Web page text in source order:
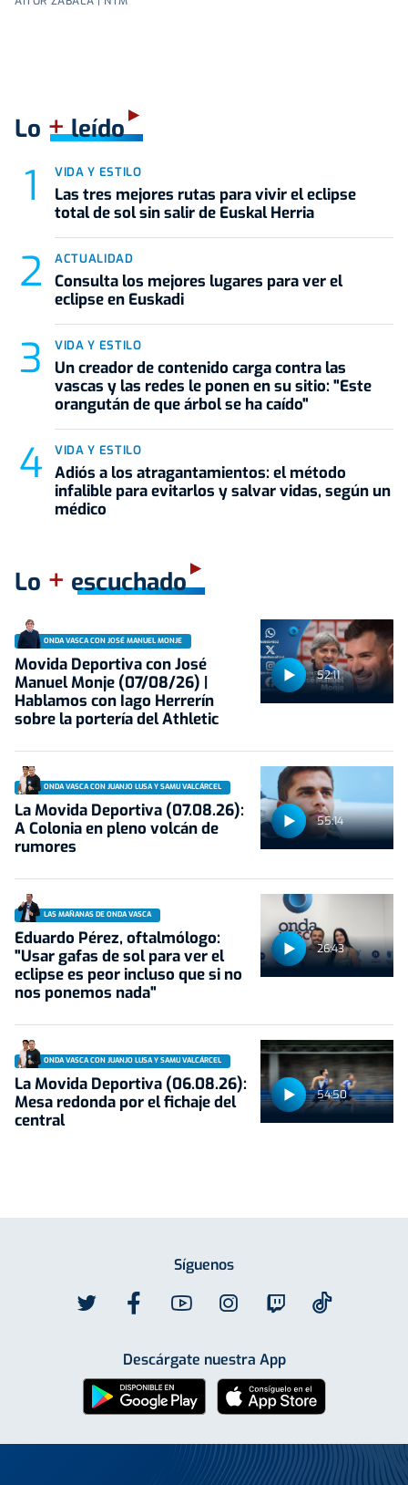
Lo +leído
VIDA Y ESTILO
Las tres mejores rutas para vivir el eclipse
total de sol sin salir de Euskal Herria
ACTUALIDAD
Consulta los mejores lugares para ver el
eclipse en Euskadi
VIDA Y ESTILO
Un creador de contenido carga contra las
vascas y las redes le ponen en su sitio: "Este
orangután de que árbol se ha caído"
VIDA Y ESTILO
Adiós a los atragantamientos: el método
infalible para evitarlos y salvar vidas, según un
médico
Lo + escuchado
52:11
ONDA VASCA CON JOSÉ MANUEL MONJE
Movida Deportiva con José
Manuel Monje (07/08/26) |
Hablamos con Iago Herrerín
sobre la portería del Athletic
55:14
ONDA VASCA CON JUANJO LUSA Y SAMU VALCÁRCEL
La Movida Deportiva (07.08.26):
A Colonia en pleno volcán de
rumores
26:43
LAS MAÑANAS DE ONDA VASCA
Eduardo Pérez, oftalmólogo:
"Usar gafas de sol para ver el
eclipse es peor incluso que si no
nos ponemos nada"
54:50
ONDA VASCA CON JUANJO LUSA Y SAMU VALCÁRCEL
La Movida Deportiva (06.08.26):
Mesa redonda por el fichaje del
central
Síguenos
Descárgate nuestra App